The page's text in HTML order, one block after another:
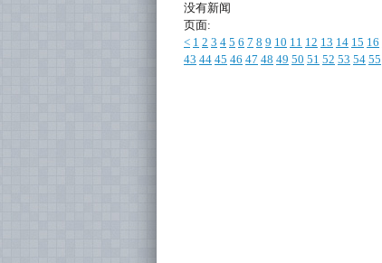
没有新闻
页面:
< 1 2 3 4 5 6 7 8 9 10 11 12 13 14 15 16
43 44 45 46 47 48 49 50 51 52 53 54 55